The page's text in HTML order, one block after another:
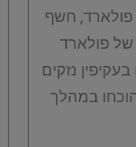
חשף
של פולארד
נזקים
במהלך